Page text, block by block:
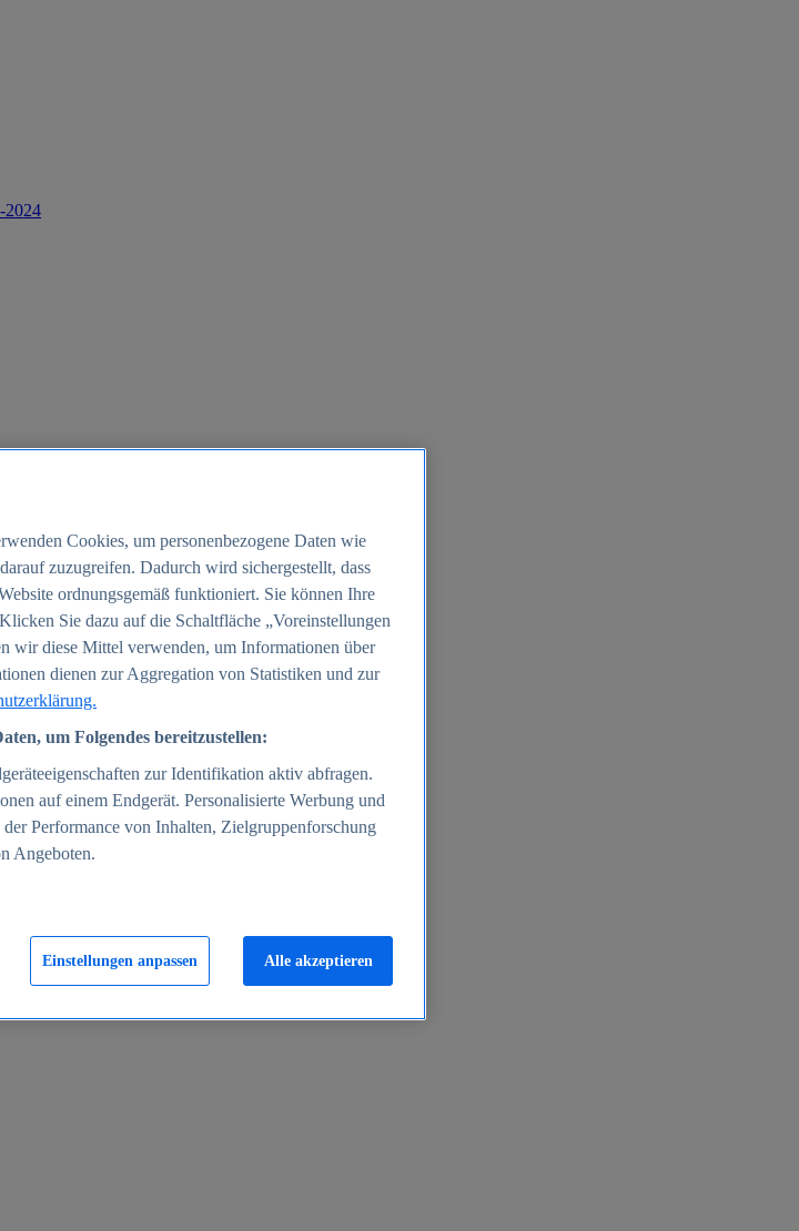
2024
Cookies, um personenbezogene Daten wie
zuzugreifen. Dadurch wird sichergestellt, dass
ordnungsgemäß funktioniert. Sie können Ihre
Sie dazu auf die Schaltfläche „Voreinstellungen
wir diese Mittel verwenden, um Informationen über
dienen zur Aggregation von Statistiken und zur
um Folgendes bereitzustellen:
zur Identifikation aktiv abfragen.
auf einem Endgerät. Personalisierte Werbung und
Performance von Inhalten, Zielgruppenforschung
Angeboten.
Einstellungen anpassen Alle akzeptieren